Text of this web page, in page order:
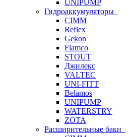
UNIPUMP
Гидроаккумуляторы
CIMM
Reflex
Gekon
Flamco
STOUT
Джилекс
VALTEC
UNI-FITT
Belamos
UNIPUMP
WATERSTRY
ZOTA
Расширительные баки